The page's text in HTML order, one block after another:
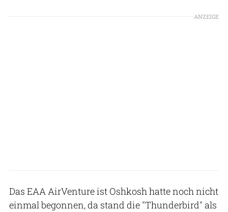
ANZEIGE
Das EAA AirVenture ist Oshkosh hatte noch nicht
einmal begonnen, da stand die "Thunderbird" als